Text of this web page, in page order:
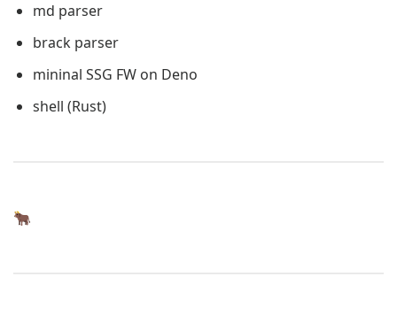
md parser
brack parser
mininal SSG FW on Deno
shell (Rust)
🐂